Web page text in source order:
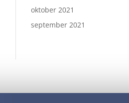
oktober 2021
september 2021